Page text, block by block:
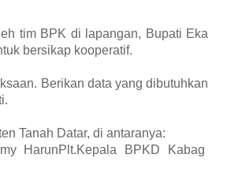
tim BPK di lapangan, Bupati Eka
bersikap kooperatif.
Berikan data yang dibutuhkan
Tanah Datar, di antaranya:
Harun​Plt.Kepala BPKD
​Kabag